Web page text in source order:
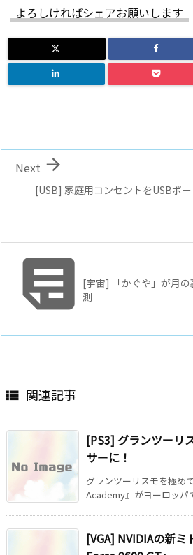
よろしければシェアお願いします
[USB] 家庭用コンセントをUSBポ

Next
[宇宙] 「かぐや」が月
測
 関連記事
[PS3] グランツーリ
サーに！
グランツーリスモを極め
Academy』がヨーロッパ
[VGA] NVIDIAの新ミ